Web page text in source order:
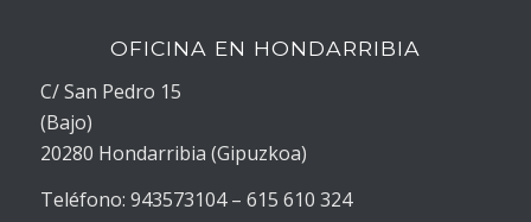
OFICINA EN HONDARRIBIA
C/ San Pedro 15
(Bajo)
20280 Hondarribia (Gipuzkoa)
Teléfono: 943573104 – 615 610 324